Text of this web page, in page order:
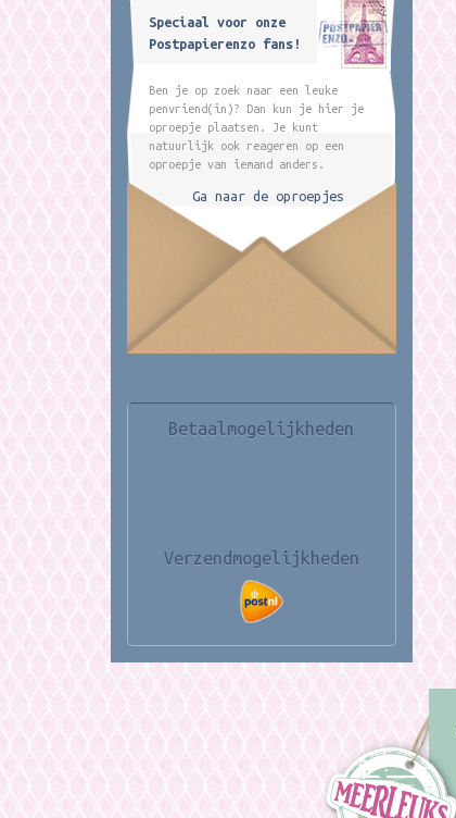
Speciaal voor onze
Postpapierenzo fans!
Ben je op zoek naar een leuke
penvriend(in)? Dan kun je hier je
oproepje plaatsen. Je kunt
natuurlijk ook reageren op een
oproepje van iemand anders.
Ga naar de oproepjes
Betaalmogelijkheden
Verzendmogelijkheden